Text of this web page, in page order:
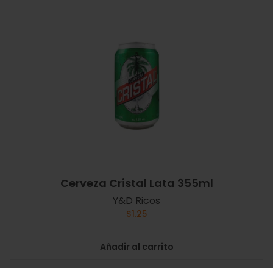
Cerveza Cristal Lata 355ml
Y&D Ricos
$1.25
Añadir al carrito